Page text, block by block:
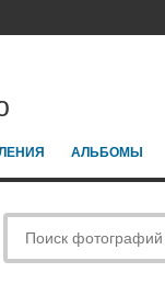
АЛЬБОМЫ